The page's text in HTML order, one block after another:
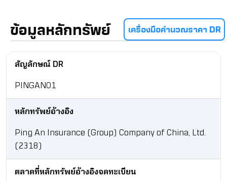
ข้อมูลหลักทรัพย์ เครื่องมือคำนวณราคา DR
สัญลักษณ์ DR
PINGAN01
หลักทรัพย์อ้างอิง
Ping An Insurance (Group) Company of China, Ltd.
(2318)
ตลาดที่หลักทรัพย์อ้างอิงจดทะเบียน